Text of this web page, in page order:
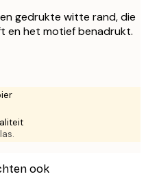
gedrukte witte rand, die
en het motief benadrukt.
ook